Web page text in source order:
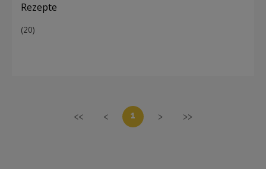
Rezepte
(20)
<< < 1 > >>